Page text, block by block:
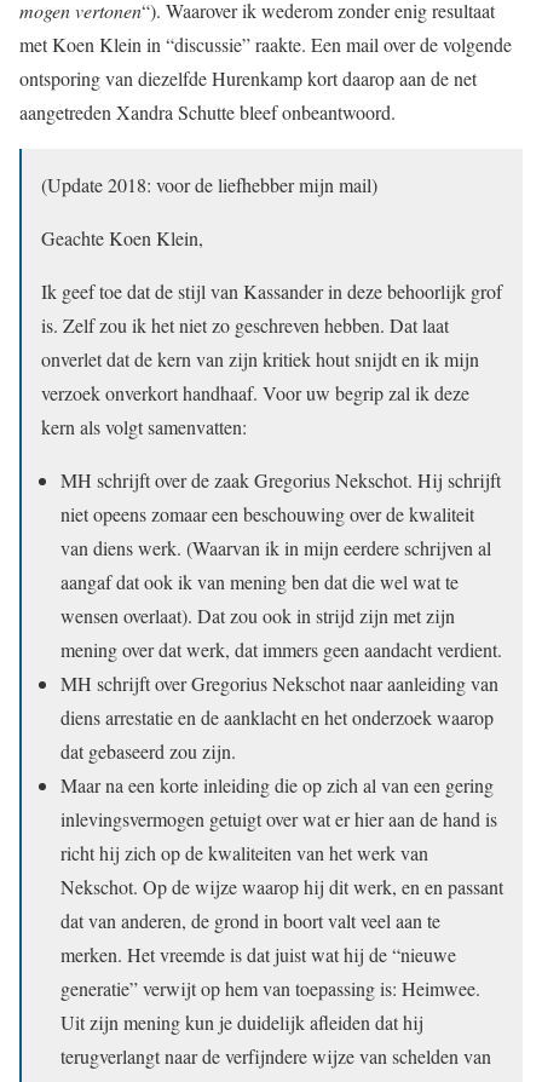
mogen vertonen“). Waarover ik wederom zonder enig resultaat
met Koen Klein in “discussie” raakte. Een mail over de volgende
ontsporing van diezelfde Hurenkamp kort daarop aan de net
aangetreden Xandra Schutte bleef onbeantwoord.
(Update 2018: voor de liefhebber mijn mail)
Geachte Koen Klein,
Ik geef toe dat de stijl van Kassander in deze behoorlijk grof
is. Zelf zou ik het niet zo geschreven hebben. Dat laat
onverlet dat de kern van zijn kritiek hout snijdt en ik mijn
verzoek onverkort handhaaf. Voor uw begrip zal ik deze
kern als volgt samenvatten:
MH schrijft over de zaak Gregorius Nekschot. Hij schrijft
niet opeens zomaar een beschouwing over de kwaliteit
van diens werk. (Waarvan ik in mijn eerdere schrijven al
aangaf dat ook ik van mening ben dat die wel wat te
wensen overlaat). Dat zou ook in strijd zijn met zijn
mening over dat werk, dat immers geen aandacht verdient.
MH schrijft over Gregorius Nekschot naar aanleiding van
diens arrestatie en de aanklacht en het onderzoek waarop
dat gebaseerd zou zijn.
Maar na een korte inleiding die op zich al van een gering
inlevingsvermogen getuigt over wat er hier aan de hand is
richt hij zich op de kwaliteiten van het werk van
Nekschot. Op de wijze waarop hij dit werk, en en passant
dat van anderen, de grond in boort valt veel aan te
merken. Het vreemde is dat juist wat hij de “nieuwe
generatie” verwijt op hem van toepassing is: Heimwee.
Uit zijn mening kun je duidelijk afleiden dat hij
terugverlangt naar de verfijndere wijze van schelden van